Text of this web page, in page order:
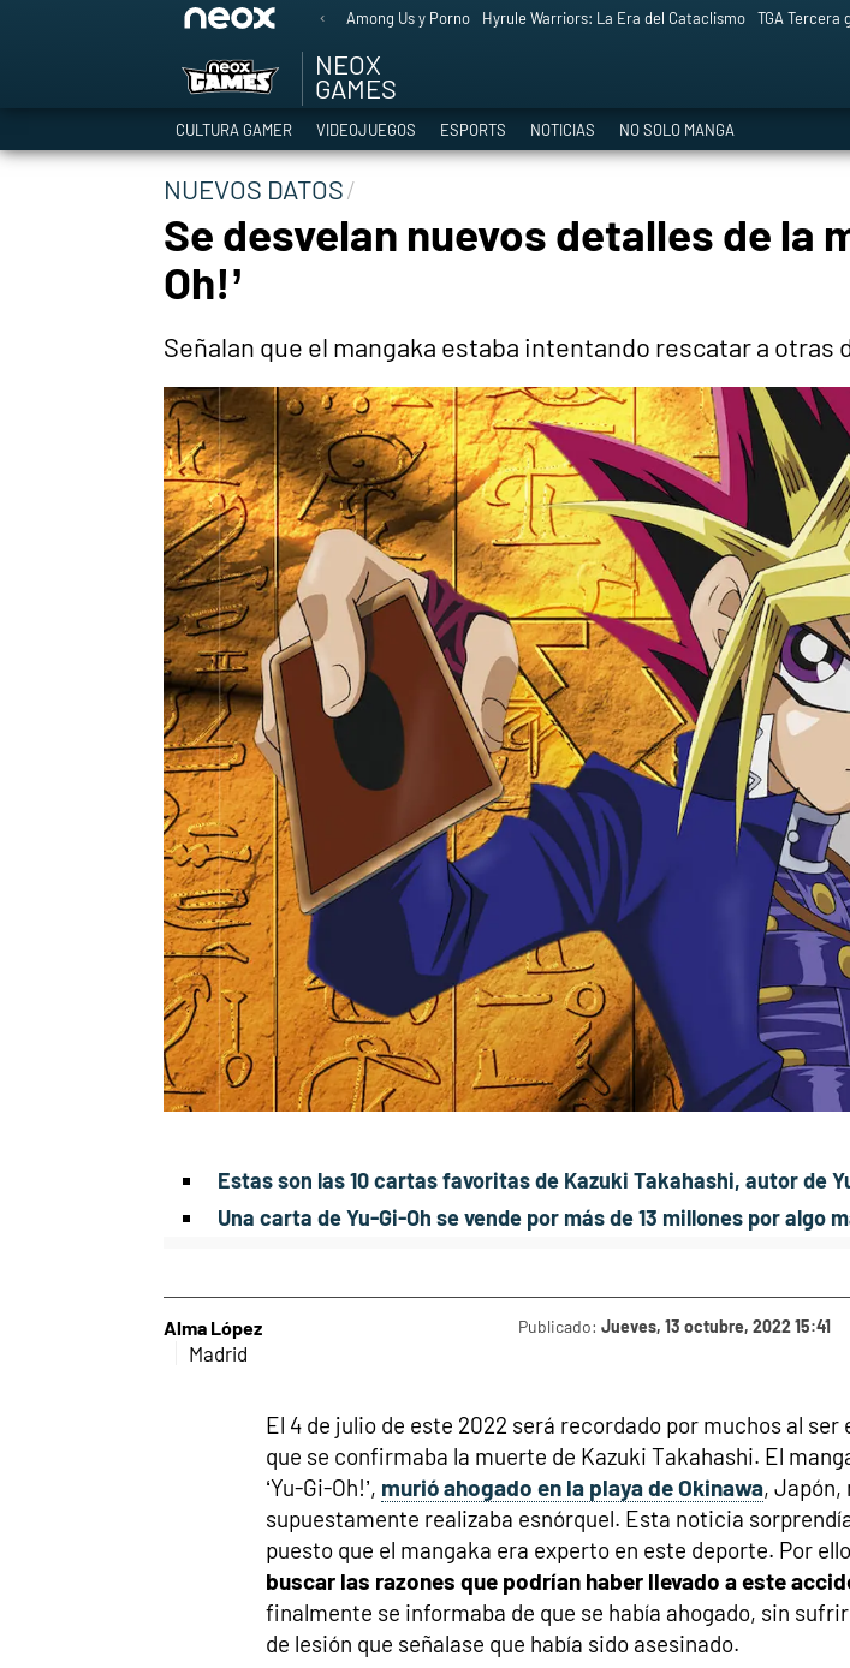
Among Us y Porno Hyrule Warriors: La Era del Cataclismo TGA Tercera
NEOX
GAMES
CULTURA GAMER VIDEOJUEGOS ESPORTS NOTICIAS NO SOLO MANGA
NUEVOS DATOS
Se desvelan nuevos detalles de la
Oh!’
Señalan que el mangaka estaba intentando rescatar a otras
Estas son las 10 cartas favoritas de Kazuki Takahashi, autor de
Una carta de Yu-Gi-Oh se vende por más de 13 millones por algo
Alma López
Madrid
Publicado: Jueves, 13 octubre, 2022 15:41
El 4 de julio de este 2022 será recordado por muchos al ser
que se confirmaba la muerte de Kazuki Takahashi. El
‘Yu-Gi-Oh!’, murió ahogado en la playa de Okinawa,
supuestamente realizaba esnórquel. Esta noticia
puesto que el mangaka era experto en este deporte. Por
buscar las razones que podrían haber llevado a este
finalmente se informaba de que se había ahogado, sin
de lesión que señalase que había sido asesinado.